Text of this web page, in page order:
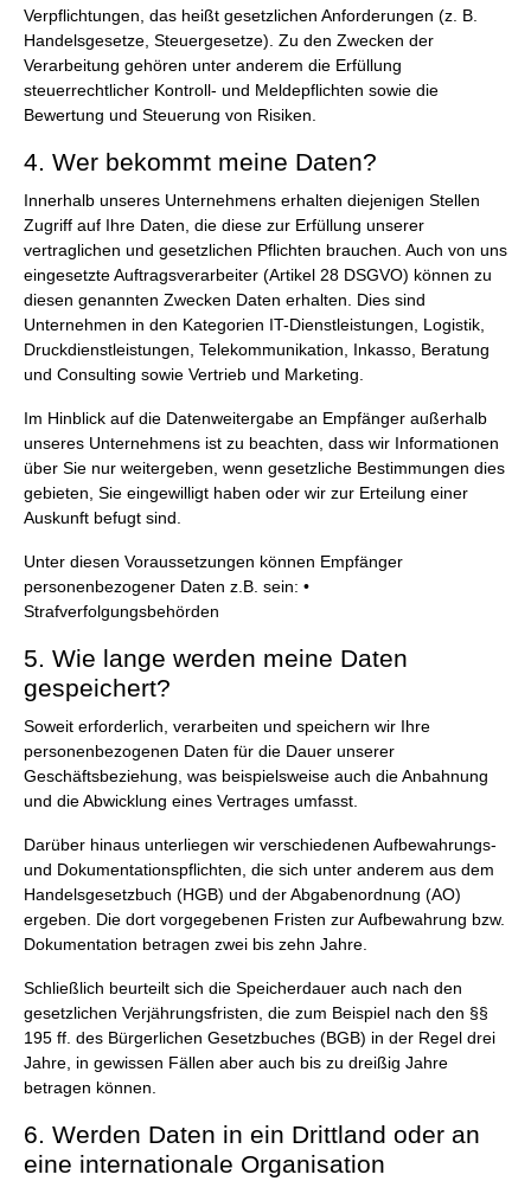
Verpflichtungen, das heißt gesetzlichen Anforderungen (z. B.
Handelsgesetze, Steuergesetze). Zu den Zwecken der
Verarbeitung gehören unter anderem die Erfüllung
steuerrechtlicher Kontroll- und Meldepflichten sowie die
Bewertung und Steuerung von Risiken.
4. Wer bekommt meine Daten?
Innerhalb unseres Unternehmens erhalten diejenigen Stellen
Zugriff auf Ihre Daten, die diese zur Erfüllung unserer
vertraglichen und gesetzlichen Pflichten brauchen. Auch von uns
eingesetzte Auftragsverarbeiter (Artikel 28 DSGVO) können zu
diesen genannten Zwecken Daten erhalten. Dies sind
Unternehmen in den Kategorien IT-Dienstleistungen, Logistik,
Druckdienstleistungen, Telekommunikation, Inkasso, Beratung
und Consulting sowie Vertrieb und Marketing.
Im Hinblick auf die Datenweitergabe an Empfänger außerhalb
unseres Unternehmens ist zu beachten, dass wir Informationen
über Sie nur weitergeben, wenn gesetzliche Bestimmungen dies
gebieten, Sie eingewilligt haben oder wir zur Erteilung einer
Auskunft befugt sind.
Unter diesen Voraussetzungen können Empfänger
personenbezogener Daten z.B. sein: •
Strafverfolgungsbehörden
5. Wie lange werden meine Daten
gespeichert?
Soweit erforderlich, verarbeiten und speichern wir Ihre
personenbezogenen Daten für die Dauer unserer
Geschäftsbeziehung, was beispielsweise auch die Anbahnung
und die Abwicklung eines Vertrages umfasst.
Darüber hinaus unterliegen wir verschiedenen Aufbewahrungs-
und Dokumentationspflichten, die sich unter anderem aus dem
Handelsgesetzbuch (HGB) und der Abgabenordnung (AO)
ergeben. Die dort vorgegebenen Fristen zur Aufbewahrung bzw.
Dokumentation betragen zwei bis zehn Jahre.
Schließlich beurteilt sich die Speicherdauer auch nach den
gesetzlichen Verjährungsfristen, die zum Beispiel nach den §§
195 ff. des Bürgerlichen Gesetzbuches (BGB) in der Regel drei
Jahre, in gewissen Fällen aber auch bis zu dreißig Jahre
betragen können.
6. Werden Daten in ein Drittland oder an
eine internationale Organisation